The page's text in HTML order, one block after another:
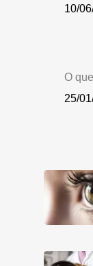
10/
O
25/